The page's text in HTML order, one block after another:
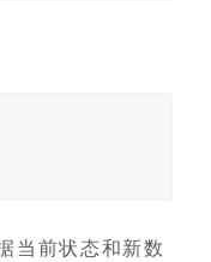
当前状态和新数